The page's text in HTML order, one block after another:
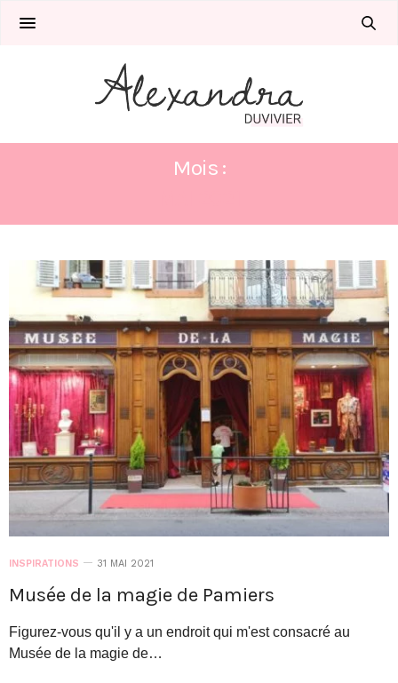
Mois :
INSPIRATIONS 31 MAI 2021
Musée de la magie de Pamiers
Figurez-vous qu'il y a un endroit qui m'est consacré au
Musée de la magie de…